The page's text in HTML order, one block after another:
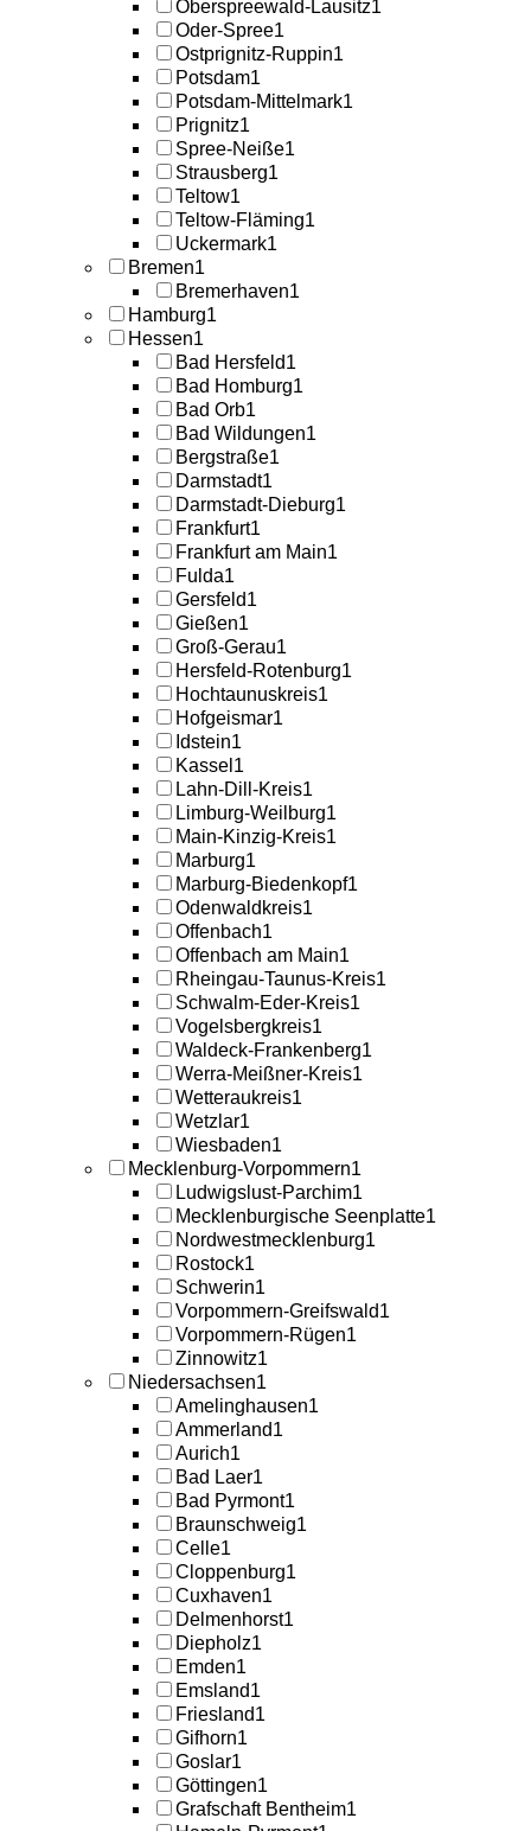
Oberspreewald-Lausitz1
Oder-Spree1
Ostprignitz-Ruppin1
Potsdam1
Potsdam-Mittelmark1
Prignitz1
Spree-Neiße1
Strausberg1
Teltow1
Teltow-Fläming1
Uckermark1
Bremen1
Bremerhaven1
Hamburg1
Hessen1
Bad Hersfeld1
Bad Homburg1
Bad Orb1
Bad Wildungen1
Bergstraße1
Darmstadt1
Darmstadt-Dieburg1
Frankfurt1
Frankfurt am Main1
Fulda1
Gersfeld1
Gießen1
Groß-Gerau1
Hersfeld-Rotenburg1
Hochtaunuskreis1
Hofgeismar1
Idstein1
Kassel 1
Lahn-Dill-Kreis1
Limburg-Weilburg1
Main-Kinzig-Kreis1
Marburg1
Marburg-Biedenkopf1
Odenwaldkreis1
Offenbach1
Offenbach am Main1
Rheingau-Taunus-Kreis1
Schwalm-Eder-Kreis1
Vogelsbergkreis1
Waldeck-Frankenberg1
Werra-Meißner-Kreis1
Wetteraukreis1
Wetzlar1
Wiesbaden1
Mecklenburg-Vorpommern1
Ludwigslust-Parchim1
Mecklenburgische Seenplatte1
Nordwestmecklenburg1
Rostock1
Schwerin1
Vorpommern-Greifswald1
Vorpommern-Rügen1
Zinnowitz1
Niedersachsen1
Amelinghausen1
Ammerland1
Aurich1
Bad Laer1
Bad Pyrmont1
Braunschweig1
Celle1
Cloppenburg1
Cuxhaven1
Delmenhorst1
Diepholz1
Emden1
Emsland1
Friesland1
Gifhorn1
Goslar1
Göttingen1
Grafschaft Bentheim1